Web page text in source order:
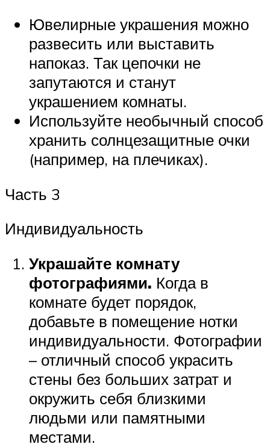
Ювелирные украшения можно
развесить или выставить
напоказ. Так цепочки не
запутаются и станут
украшением комнаты.
Используйте необычный способ
хранить солнцезащитные очки
(например, на плечиках).
Часть 3
Индивидуальность
Украшайте комнату
фотографиями. Когда в
комнате будет порядок,
добавьте в помещение нотки
индивидуальности. Фотографии
– отличный способ украсить
стены без больших затрат и
окружить себя близкими
людьми или памятными
местами.